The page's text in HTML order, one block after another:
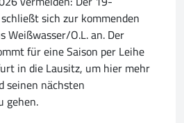
sich zur kommenden
Weißwasser/O.L. an. Der
für eine Saison per Leihe
in die Lausitz, um hier mehr
seinen nächsten
gehen.